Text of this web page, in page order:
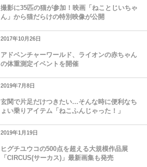
撮影に35匹の猫が参加！映画「ねことじいちゃ
ん」から猫だらけの特別映像が公開
2017年10月26日
アドベンチャーワールド、ライオンの赤ちゃん
の体重測定イベントを開催
2019年7月8日
玄関で片足だけつきたい…そんな時に便利なち
ょい乗りアイテム「ねこふんじゃった！」
2019年1月19日
ヒグチユウコの500点を超える大規模作品展
「CIRCUS(サーカス)」最新画集も発売